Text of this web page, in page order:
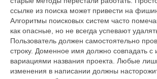
ссылке из поиска может привести на
Алгоритмы поисковых систем часто
как опасные, но не всегда успевают
Пользователь должен самостоятельно
строку. Доменное имя должно совпадать с
вариациями названия проекта. Любые
изменения в написании должны